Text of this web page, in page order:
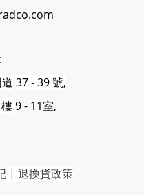
37 - 39 號,
9 - 11室,
| 退換貨政策